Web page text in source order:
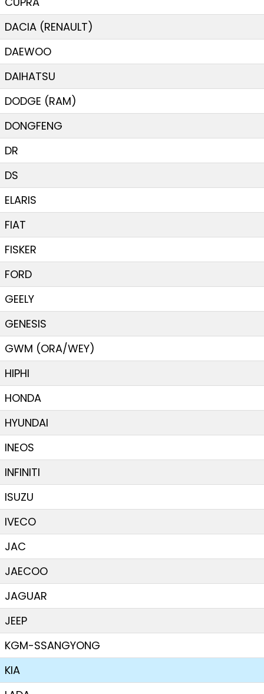
DACIA (RENAULT)
DAEWOO
DAIHATSU
DODGE (RAM)
DONGFENG
DR
DS
ELARIS
FIAT
FISKER
FORD
GEELY
GENESIS
GWM (ORA/WEY)
HIPHI
HONDA
HYUNDAI
INEOS
INFINITI
ISUZU
IVECO
JAC
JAECOO
JAGUAR
JEEP
KGM-SSANGYONG
KIA